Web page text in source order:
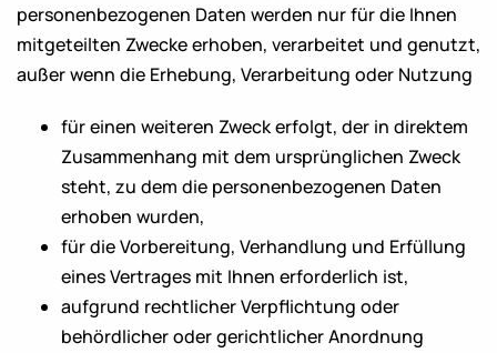
personenbezogenen Daten werden nur für die Ihnen
mitgeteilten Zwecke erhoben, verarbeitet und genutzt,
außer wenn die Erhebung, Verarbeitung oder Nutzung
für einen weiteren Zweck erfolgt, der in direktem
Zusammenhang mit dem ursprünglichen Zweck
steht, zu dem die personenbezogenen Daten
erhoben wurden,
für die Vorbereitung, Verhandlung und Erfüllung
eines Vertrages mit Ihnen erforderlich ist,
aufgrund rechtlicher Verpflichtung oder
behördlicher oder gerichtlicher Anordnung